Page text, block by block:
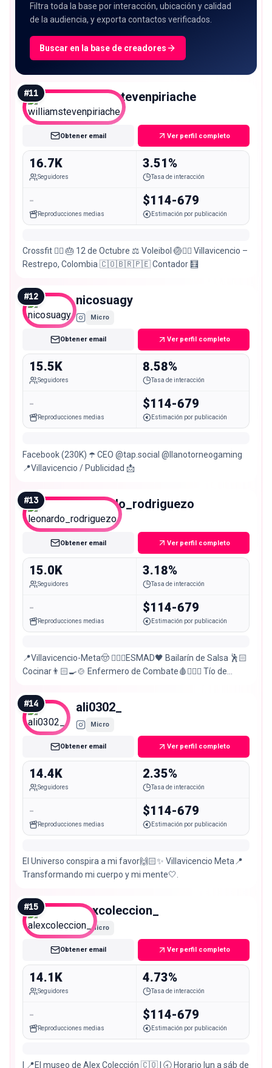
Filtra toda la base por interacción, ubicación y calidad
de la audiencia, y exporta contactos verificados.
Buscar en la base de creadores
#11 williamstevenpiriache
Micro
Obtener email Ver perfil completo
16.7K
Seguidores
3.51%
Tasa de interacción
-
Reproducciones medias
$114-679
Estimación por publicación
Crossfit 🏋🏽 🎂 12 de Octubre ⚖️ Voleibol 🏐🤾‍♂️ Villavicencio –
Restrepo, Colombia 🇨🇴🇧🇷🇵🇪 Contador 🧮
#12 nicosuagy
Micro
Obtener email Ver perfil completo
15.5K
Seguidores
8.58%
Tasa de interacción
-
Reproducciones medias
$114-679
Estimación por publicación
Facebook (230K) ☂️ CEO @tap.social @llanotorneogaming
📍Villavicencio / Publicidad 📩
#13 leonardo_rodriguezo
Micro
Obtener email Ver perfil completo
15.0K
Seguidores
3.18%
Tasa de interacción
-
Reproducciones medias
$114-679
Estimación por publicación
📍Villavicencio-Meta🤠 👮🏻‍♂️ESMAD🖤 Bailarín de Salsa 🕺🏻
Cocinar👨🏻‍🍳🍲 Enfermero de Combate🩸👨🏻‍⚕️ Tío de
#14 ali0302_
Micro
Obtener email Ver perfil completo
14.4K
Seguidores
2.35%
Tasa de interacción
-
Reproducciones medias
$114-679
Estimación por publicación
El Universo conspira a mi favor🙌🏻✨ Villavicencio Meta📍
Transformando mi cuerpo y mi mente🤍.
#15 alexcoleccion_
Micro
Obtener email Ver perfil completo
14.1K
Seguidores
4.73%
Tasa de interacción
-
Reproducciones medias
$114-679
Estimación por publicación
| 📍El museo de Alex Colección 🇨🇴 | 🕣 Horario lun a sáb de